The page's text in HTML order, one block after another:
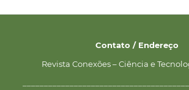
Contato / Endereço
Revista Conexões – Ciência e